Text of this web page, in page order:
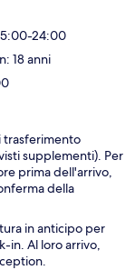
24:00
18 anni
trasferimento
supplementi). Per
prima dell'arrivo,
della
in anticipo per
in. Al loro arrivo,